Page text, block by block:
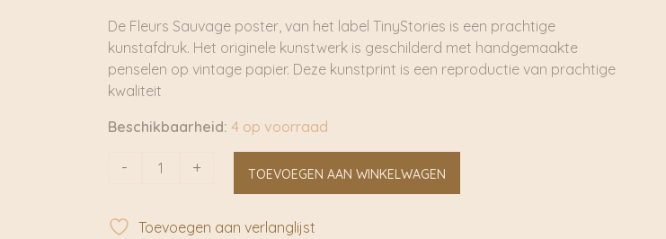
De Fleurs Sauvage poster, van het label TinyStories is een prachtige
kunstafdruk. Het originele kunstwerk is geschilderd met handgemaakte
penselen op vintage papier. Deze kunstprint is een reproductie van prachtige
kwaliteit
Beschikbaarheid: 4 op voorraad
- + TOEVOEGEN AAN WINKELWAGEN
Toevoegen aan verlanglijst